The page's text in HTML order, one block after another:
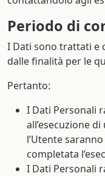
Periodo di
I Dati sono trattati e
dalle finalità per le
Pertanto:
I Dati Personali
all’esecuzione
l’Utente
completata
I Dati Personali